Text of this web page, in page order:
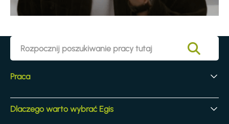
Praca
Pierwsze doświadczenia zawodowe
Oferty dla doświadczonych pracowników
Dlaczego warto wybrać Egis